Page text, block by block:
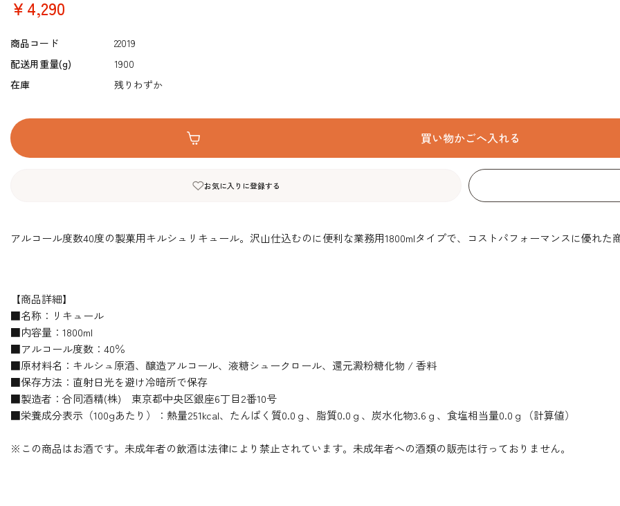
￥4,290
商品コード
22019
配送用重量(g)
1900
在庫
残りわずか
お気に入りに登録する
アルコール度数40度の製菓用キルシュリキュール。沢山仕込むのに便利な業務用1800mlタイプで、コストパフォーマンスに優れた
【商品詳細】
■名称：リキュール
■内容量：1800ml
■アルコール度数：40％
■原材料名：キルシュ原酒、醸造アルコール、液糖シュークロール、還元澱粉糖化物 / 香料
■保存方法：直射日光を避け冷暗所で保存
■製造者：合同酒精(株) 東京都中央区銀座6丁目2番10号
■栄養成分表示（100gあたり）：熱量251kcal、たんぱく質0.0ｇ、脂質0.0ｇ、炭水化物3.6ｇ、食塩相当量0.0ｇ（計算値）
※この商品はお酒です。未成年者の飲酒は法律により禁止されています。未成年者への酒類の販売は行っておりません。